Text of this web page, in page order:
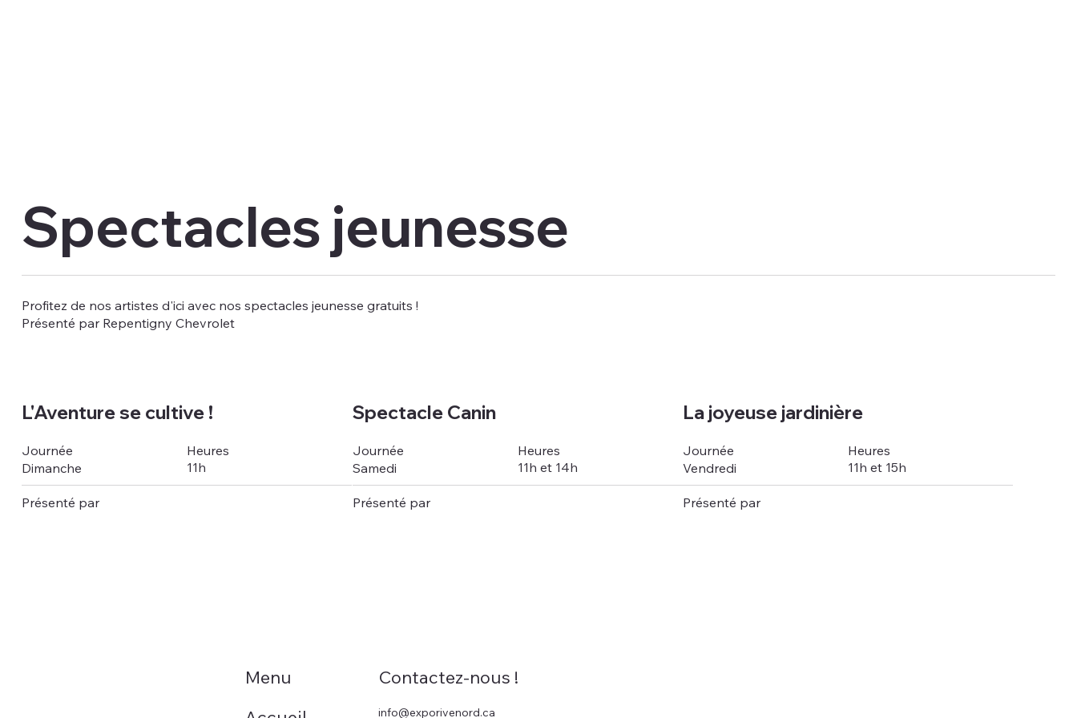
Spectacles jeunesse
Profitez de nos artistes d'ici avec nos spectacles jeunesse gratuits !
Présenté par Repentigny Chevrolet
L'Aventure se cultive !
Journée
Dimanche
Heures
11h
Présenté par
Spectacle Canin
Journée
Samedi
Heures
11h et 14h
Présenté par
La joyeuse jardinière
Journée
Vendredi
Heures
11h et 15h
Présenté par
Menu
Contactez-nous !
info@exporivenord.ca